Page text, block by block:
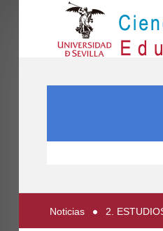
PARTICIPA
Noticias 2.